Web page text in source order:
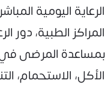
الرعاية اليومية
المراكز الطبية، دور
بمساعدة المرضى في
الأكل، الاستحمام،